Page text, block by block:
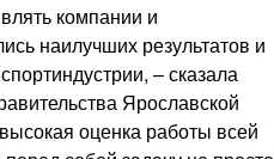
компании и
наилучших результатов и
– сказала
Ярославской
оценка работы всей